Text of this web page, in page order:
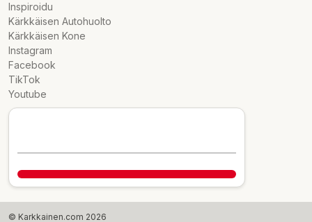
Inspiroidu
Kärkkäisen Autohuolto
Kärkkäisen Kone
Instagram
Facebook
TikTok
Youtube
© Karkkainen.com 2026